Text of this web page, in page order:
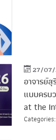
27/07/
อาจารย์
แบบครบ
at the